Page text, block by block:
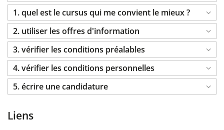
1. quel est le cursus qui me convient le mieux ?
2. utiliser les offres d'information
3. vérifier les conditions préalables
4. vérifier les conditions personnelles
5. écrire une candidature
Liens